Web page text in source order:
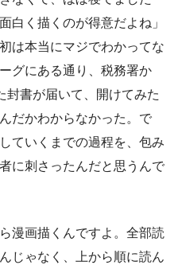
白く描くのが得意だよね」
は本当にマジでわかってな
グにある通り、税務署か
封書が届いて、開けてみた
だかわからなかった。で
ていくまでの過程を、包み
に刺さったんだと思うんで
漫画描くんですよ。全部読
じゃなく、上から順に読ん